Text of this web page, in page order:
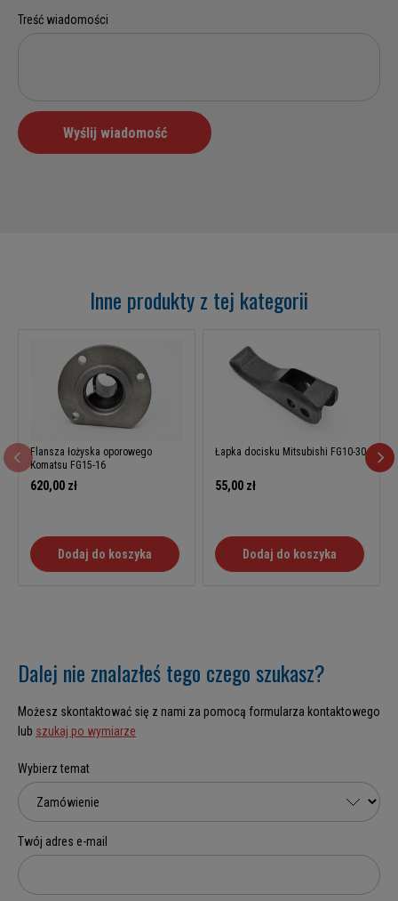
Inne produkty z tej kategorii
Flansza łożyska oporowego
Komatsu FG15-16
620,00 zł
Dodaj do koszyka
Łapka docisku Mitsubishi FG10-30
55,00 zł
Dodaj do koszyka
Dalej nie znalazłeś tego czego szukasz?
Możesz skontaktować się z nami za pomocą formularza kontaktowego
lub szukaj po wymiarze